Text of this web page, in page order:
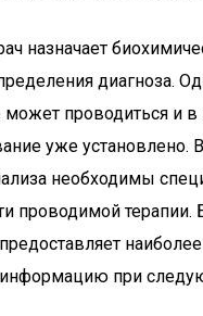
назначает
диагноза.
может проводиться и в
уже установлено.
необходимы
проводимой терапии.
при